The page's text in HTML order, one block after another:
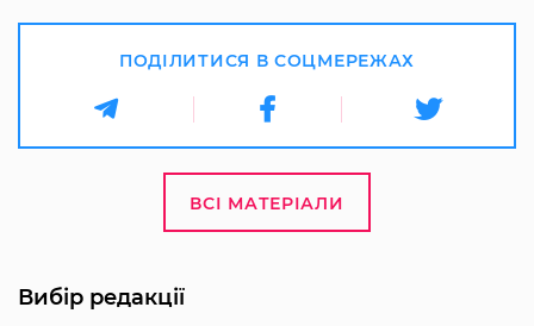
ПОДІЛИТИСЯ В СОЦМЕРЕЖАХ
ВСІ МАТЕРІАЛИ
Вибір редакції